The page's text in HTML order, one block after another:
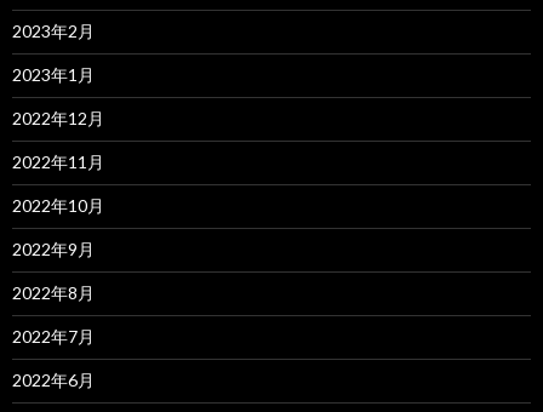
2023年2月
2023年1月
2022年12月
2022年11月
2022年10月
2022年9月
2022年8月
2022年7月
2022年6月